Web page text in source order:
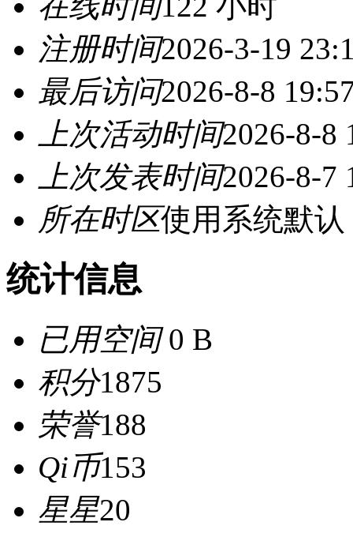
注册时间2026-3-19
最后访问2026-8-8
上次活动时间2026-8-8
上次发表时间2026-8-7
所在时区使用系统默认
统计信息
已用空间0 B
积分1875
荣誉188
Qi币153
星星20